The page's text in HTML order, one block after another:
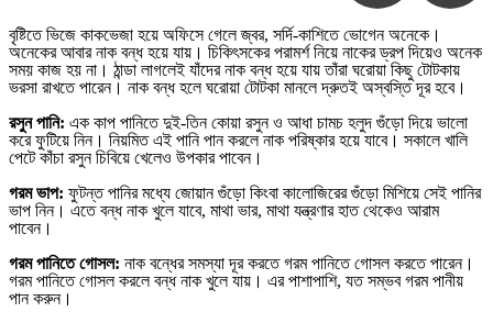
বৃষ্টিতে ভিজে কাকভেজা হয়ে অফিসে গেলে জ্বর, সর্দি-কাশিতে ভোগেন অনেকে।
অনেকের আবার নাক বন্ধ হয়ে যায়। চিকিৎসকের পরামর্শ নিয়ে নাকের ড্রপ দিয়েও অনেক
সময় কাজ হয় না। ঠান্ডা লাগলেই যাঁদের নাক বন্ধ হয়ে যায় তাঁরা ঘরোয়া কিছু টোটকায়
ভরসা রাখতে পারেন। নাক বন্ধ হলে ঘরোয়া টোটকা মানলে দ্রুতই অস্বস্তি দূর হবে।
রসুন পানি: এক কাপ পানিতে দুই-তিন কোয়া রসুন ও আধা চামচ হলুদ গুঁড়ো দিয়ে ভালো
করে ফুটিয়ে নিন। নিয়মিত এই পানি পান করলে নাক পরিষ্কার হয়ে যাবে। সকালে খালি
পেটে কাঁচা রসুন চিবিয়ে খেলেও উপকার পাবেন।
গরম ভাপ: ফুটন্ত পানির মধ্যে জোয়ান গুঁড়ো কিংবা কালোজিরের গুঁড়ো মিশিয়ে সেই পানির
ভাপ নিন। এতে বন্ধ নাক খুলে যাবে, মাথা ভার, মাথা যন্ত্রণার হাত থেকেও আরাম
পাবেন।
গরম পানিতে গোসল: নাক বন্ধের সমস্যা দূর করতে গরম পানিতে গোসল করতে পারেন।
গরম পানিতে গোসল করলে বন্ধ নাক খুলে যায়। এর পাশাপাশি, যত সম্ভব গরম পানীয়
পান করুন।